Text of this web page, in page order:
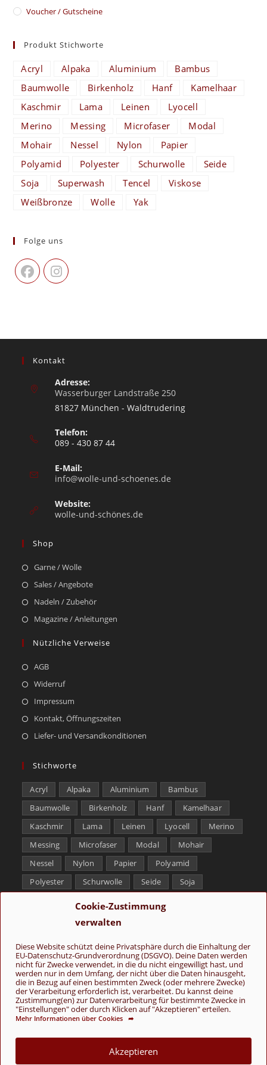
Cookie-Zustimmung
verwalten
Diese Website schützt deine Privatsphäre durch die Einhaltung der
EU-Datenschutz-Grundverordnung (DSGVO). Deine Daten werden
nicht für Zwecke verwendet, in die du nicht eingewilligt hast, und
werden nur in dem Umfang, der nicht über die Daten hinausgeht,
die in Bezug auf einen bestimmten Zweck (oder mehrere Zwecke)
der Verarbeitung erforderlich ist, verarbeitet. Du kannst deine
Zustimmung(en) zur Datenverarbeitung für bestimmte Zwecke in
"Einstellungen" oder durch Klicken auf "Akzeptieren" erteilen.
Mehr Informationen über Cookies ➦
Akzeptieren
Voucher / Gutscheine
Produkt Stichworte
Acryl Alpaka Aluminium
Bambus
Baumwolle
Birkenholz Hanf
Kamelhaar
Kaschmir
Lama Leinen
Lyocell
Merino
Messing Microfaser
Modal
Mohair
Nessel Nylon
Papier
Polyamid
Polyester Schurwolle
Seide
Soja
Superwash Tencel
Viskose
Weißbronze
Wolle Yak
Folge uns
Kontakt
Adresse:
Wasserburger Landstraße 250
81827 München - Waldtrudering
Telefon:
089 - 430 87 44
E-Mail:
info@wolle-und-schoenes.de
Website:
wolle-und-schönes.de
Shop
Garne / Wolle
Sales / Angebote
Nadeln / Zubehör
Magazine / Anleitungen
Nützliche Verweise
AGB
Widerruf
Impressum
Kontakt, Öffnungszeiten
Liefer- und Versandkonditionen
Stichworte
Acryl Alpaka Aluminium
Bambus
Baumwolle
Birkenholz Hanf
Kamelhaar
Kaschmir
Lama Leinen Lyocell
Merino
Messing
Microfaser Modal
Mohair
Nessel
Nylon Papier
Polyamid
Polyester
Schurwolle Seide
Soja
Tencel
Yak
Folge uns